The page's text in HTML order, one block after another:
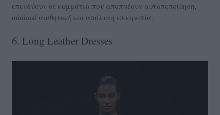
επενδύουν σε κομμάτια που αποπνέουν αυτοπεποίθηση,
minimal αισθητική και απόλυτη ισορροπία.
6. Long Leather Dresses